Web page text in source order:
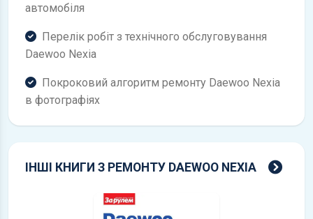
автомобіля
Перелік робіт з технічного обслуговування
Daewoo Nexia
Покроковий алгоритм ремонту Daewoo Nexia
в фотографіях
ІНШІ КНИГИ З РЕМОНТУ DAEWOO NEXIA